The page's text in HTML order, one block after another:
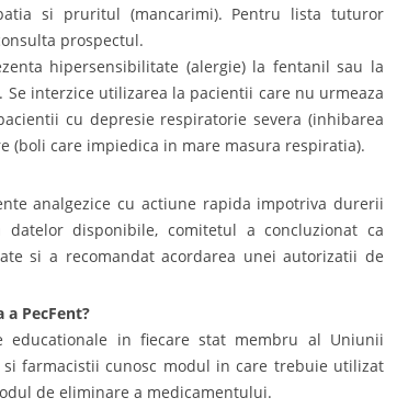
si pruritul (mancarimi). Pentru lista tuturor
prospectul.
hipersensibilitate (alergie) la fentanil sau la
interzice utilizarea la pacientii care nu urmeaza
cu depresie respiratorie severa (inhibarea
(boli care impiedica in mare masura respiratia).
analgezice cu actiune rapida impotriva durerii
disponibile, comitetul a concluzionat ca
si a recomandat acordarea unei autorizatii de
PecFent?
educationale in fiecare stat membru al Uniunii
farmacistii cunosc modul in care trebuie utilizat
de eliminare a medicamentului.